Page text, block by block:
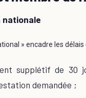
nationale
» encadre les
supplétif de 30
demandée ;